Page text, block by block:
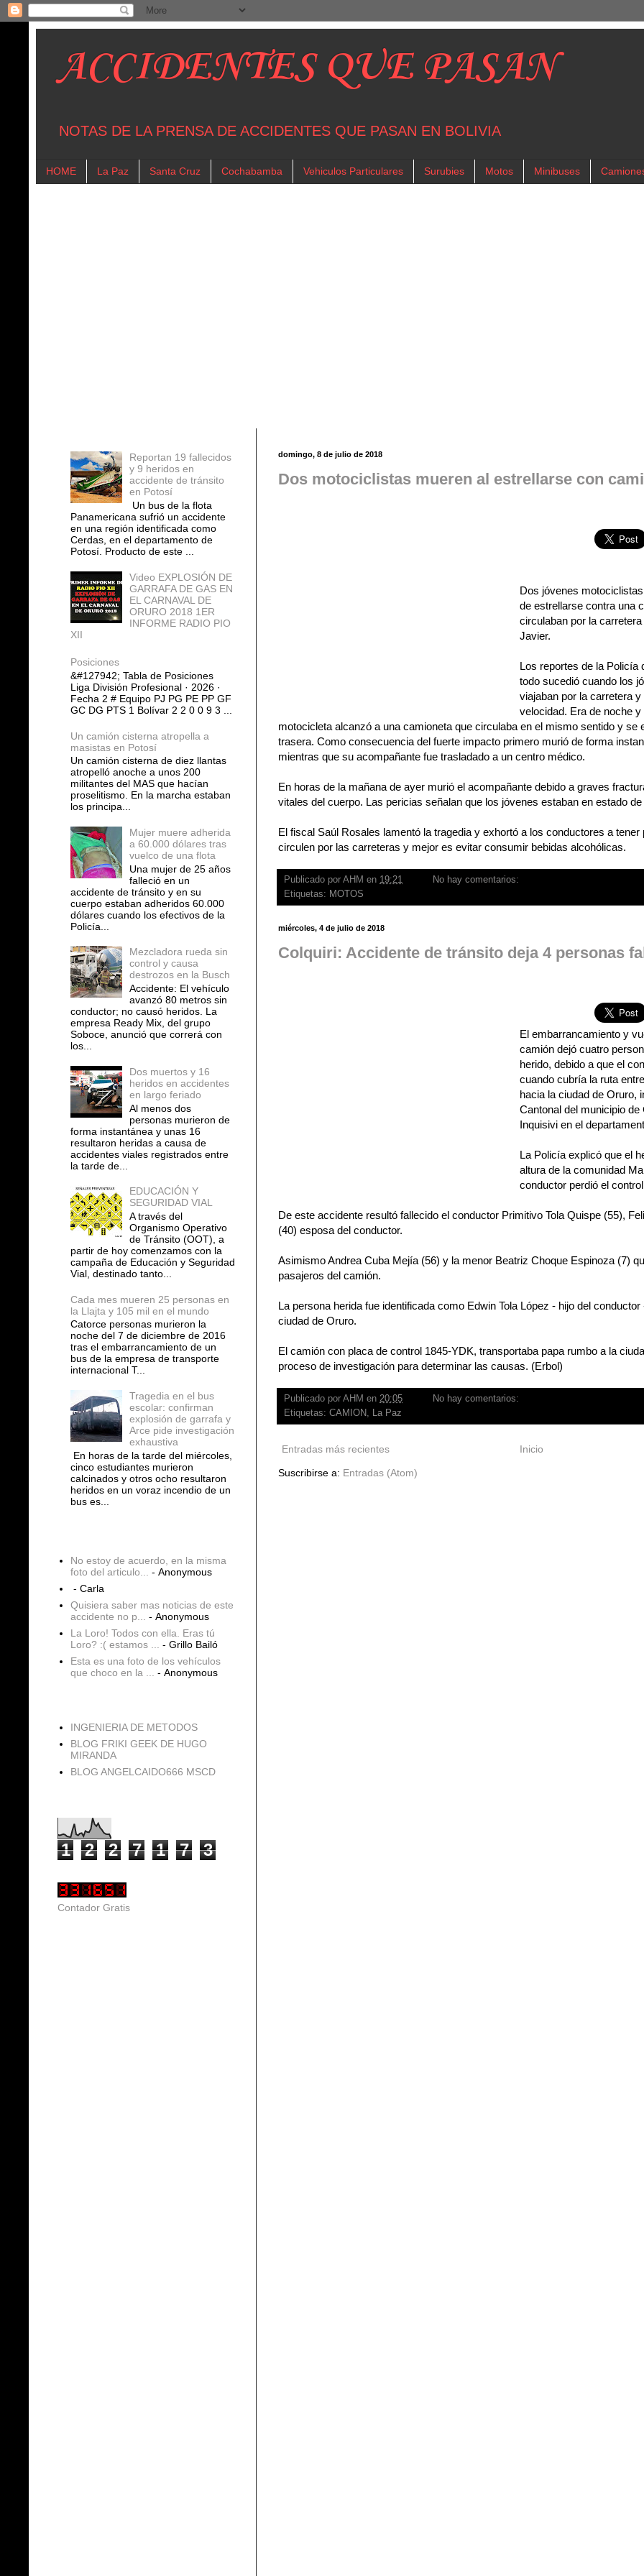
ACCIDENTES QUE PASAN
NOTAS DE LA PRENSA DE ACCIDENTES QUE PASAN EN BOLIVIA
HOME La Paz Santa Cruz Cochabamba Vehiculos Particulares Surubies Motos Minibuses
domingo, 8 de julio de 2018
Dos motociclistas mueren al estrellarse con
Dos jóvenes
de estrellarse contra una
circulaban por la
Javier.
Los reportes de la Policía
todo sucedió cuando los
viajaban por la carretera
velocidad. Era de noche
motocicleta alcanzó a una camioneta que circulaba en el mismo sentido y se
trasera. Como consecuencia del fuerte impacto primero murió de forma
mientras que su acompañante fue trasladado a un centro médico.
En horas de la mañana de ayer murió el acompañante debido a graves
vitales del cuerpo. Las pericias señalan que los jóvenes estaban en estado de
El fiscal Saúl Rosales lamentó la tragedia y exhortó a los conductores a tener
circulen por las carreteras y mejor es evitar consumir bebidas alcohólicas.
Publicado por AHM en 19:21
No hay comentarios:
Etiquetas: MOTOS
miércoles, 4 de julio de 2018
Colquiri: Accidente de tránsito deja 4 personas
El embarrancamiento y
camión dejó cuatro
herido, debido a que el
cuando cubría la ruta
hacia la ciudad de Oruro,
Cantonal del municipio de
Inquisivi en el
La Policía explicó que el
altura de la comunidad
conductor perdió el
De este accidente resultó fallecido el conductor Primitivo Tola Quispe (55),
(40) esposa del conductor.
Asimismo Andrea Cuba Mejía (56) y la menor Beatriz Choque Espinoza (7)
pasajeros del camión.
La persona herida fue identificada como Edwin Tola López - hijo del
ciudad de Oruro.
El camión con placa de control 1845-YDK, transportaba papa rumbo a la
proceso de investigación para determinar las causas. (Erbol)
Publicado por AHM en 20:05
No hay comentarios:
Etiquetas: CAMION, La Paz
Entradas más recientes Inicio
Suscribirse a: Entradas (Atom)
Reportan 19 fallecidos
y 9 heridos en
accidente de tránsito
en Potosí
Un bus de la flota
Panamericana sufrió un accidente
en una región identificada como
Cerdas, en el departamento de
Potosí. Producto de este ...
Video EXPLOSIÓN DE
GARRAFA DE GAS EN
EL CARNAVAL DE
ORURO 2018 1ER
INFORME RADIO PIO
XII
Posiciones
&#127942; Tabla de Posiciones
Liga División Profesional · 2026 ·
Fecha 2 # Equipo PJ PG PE PP GF
GC DG PTS 1 Bolívar 2 2 0 0 9 3 ...
Un camión cisterna atropella a
masistas en Potosí
Un camión cisterna de diez llantas
atropelló anoche a unos 200
militantes del MAS que hacían
proselitismo. En la marcha estaban
los principa...
Mujer muere adherida
a 60.000 dólares tras
vuelco de una flota
Una mujer de 25 años
falleció en un
accidente de tránsito y en su
cuerpo estaban adheridos 60.000
dólares cuando los efectivos de la
Policía...
Mezcladora rueda sin
control y causa
destrozos en la Busch
Accidente: El vehículo
avanzó 80 metros sin
conductor; no causó heridos. La
empresa Ready Mix, del grupo
Soboce, anunció que correrá con
los...
Dos muertos y 16
heridos en accidentes
en largo feriado
Al menos dos
personas murieron de
forma instantánea y unas 16
resultaron heridas a causa de
accidentes viales registrados entre
la tarde de...
EDUCACIÓN Y
SEGURIDAD VIAL
A través del
Organismo Operativo
de Tránsito (OOT), a
partir de hoy comenzamos con la
campaña de Educación y Seguridad
Vial, destinado tanto...
Cada mes mueren 25 personas en
la Llajta y 105 mil en el mundo
Catorce personas murieron la
noche del 7 de diciembre de 2016
tras el embarrancamiento de un
bus de la empresa de transporte
internacional T...
Tragedia en el bus
escolar: confirman
explosión de garrafa y
Arce pide investigación
exhaustiva
En horas de la tarde del miércoles,
cinco estudiantes murieron
calcinados y otros ocho resultaron
heridos en un voraz incendio de un
bus es...
No estoy de acuerdo, en la misma
foto del articulo...
- Anonymous
- Carla
Quisiera saber mas noticias de este
accidente no p...
- Anonymous
La Loro! Todos con ella. Eras tú
Loro? :( estamos ...
- Grillo Bailó
Esta es una foto de los vehículos
que choco en la ...
- Anonymous
INGENIERIA DE METODOS
BLOG FRIKI GEEK DE HUGO
MIRANDA
BLOG ANGELCAIDO666 MSCD
1 2 2 7 1 7 3
Contador Gratis